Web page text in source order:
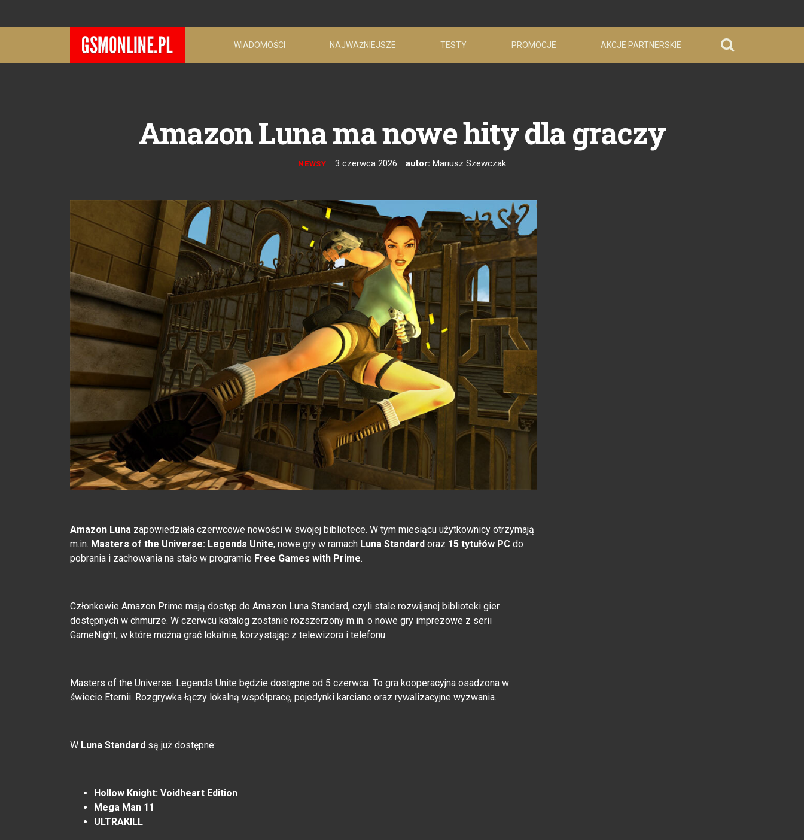
WIADOMOŚCI NAJWAŻNIEJSZE TESTY PROMOCJE AKCJE PARTNERSKIE
Amazon Luna ma nowe hity dla graczy
NEWSY 3 czerwca 2026 autor: Mariusz Szewczak
Amazon Luna zapowiedziała czerwcowe nowości w swojej bibliotece. W tym miesiącu użytkownicy otrzymają
m.in. Masters of the Universe: Legends Unite, nowe gry w ramach Luna Standard oraz 15 tytułów PC do
pobrania i zachowania na stałe w programie Free Games with Prime.
Członkowie Amazon Prime mają dostęp do Amazon Luna Standard, czyli stale rozwijanej biblioteki gier
dostępnych w chmurze. W czerwcu katalog zostanie rozszerzony m.in. o nowe gry imprezowe z serii
GameNight, w które można grać lokalnie, korzystając z telewizora i telefonu.
Masters of the Universe: Legends Unite będzie dostępne od 5 czerwca. To gra kooperacyjna osadzona w
świecie Eternii. Rozgrywka łączy lokalną współpracę, pojedynki karciane oraz rywalizacyjne wyzwania.
W Luna Standard są już dostępne:
Hollow Knight: Voidheart Edition
Mega Man 11
ULTRAKILL